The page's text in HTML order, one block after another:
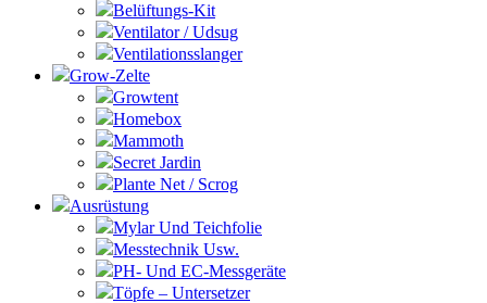
Belüftungs-Kit
Ventilator / Udsug
Ventilationsslanger
Grow-Zelte
Growtent
Homebox
Mammoth
Secret Jardin
Plante Net / Scrog
Ausrüstung
Mylar Und Teichfolie
Messtechnik Usw.
PH- Und EC-Messgeräte
Töpfe – Untersetzer